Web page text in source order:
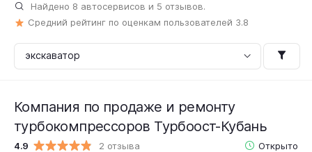
Найдено 8 автосервисов и 5 отзывов.
Средний рейтинг по оценкам пользователей 3.8
4.9 2 отзыва Открыто
Компания по продаже и ремонту
турбокомпрессоров Турбоост-Кубань